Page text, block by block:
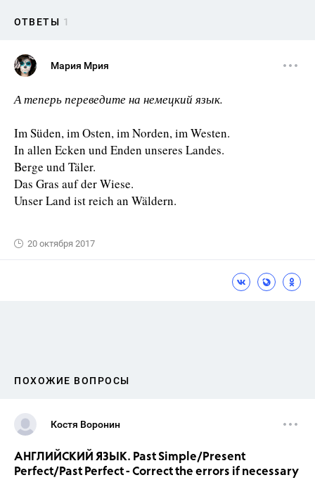
ОТВЕТЫ 1
Мария Мрия
А теперь переведите на немецкий язык.
Im Süden, im Osten, im Norden, im Westen.
In allen Ecken und Enden unseres Landes.
Berge und Täler.
Das Gras auf der Wiese.
Unser Land ist reich an Wäldern.
20 октября 2017
ПОХОЖИЕ ВОПРОСЫ
Костя Воронин
АНГЛИЙСКИЙ ЯЗЫК. Past Simple/Present
Perfect/Past Perfect - Correct the errors if necessary